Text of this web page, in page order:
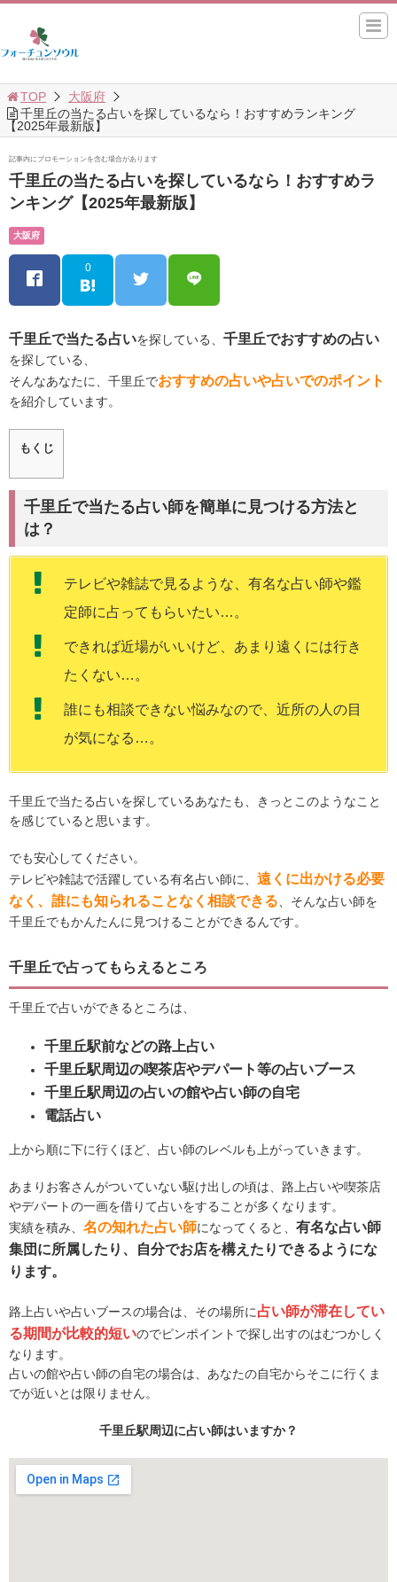
TOP
大阪府
千里丘の当たる占いを探しているなら！おすすめランキング
【2025年最新版】
記事内にプロモーションを含む場合があります
千里丘の当たる占いを探しているなら！おすすめラ
ンキング【2025年最新版】
大阪府
0
千里丘で当たる占いを探している、 千里丘でおすすめの占い
を探している、
そんなあなたに、千里丘でおすすめの占いや占いでのポイント
を紹介しています。
もくじ
千里丘で当たる占い師を簡単に見つける方法と
は？
テレビや雑誌で見るような、有名な占い師や鑑
定師に占ってもらいたい…。
できれば近場がいいけど、あまり遠くには行き
たくない…。
誰にも相談できない悩みなので、近所の人の目
が気になる…。
千里丘で当たる占いを探しているあなたも、きっとこのようなこと
を感じていると思います。
でも安心してください。
テレビや雑誌で活躍している有名占い師に、 遠くに出かける必要
なく、誰にも知られることなく相談できる、そんな占い師を
千里丘でもかんたんに見つけることができるんです。
千里丘で占ってもらえるところ
千里丘で占いができるところは、
千里丘駅前などの路上占い
千里丘駅周辺の喫茶店やデパート等の占いブース
千里丘駅周辺の占いの館や占い師の自宅
電話占い
上から順に下に行くほど、占い師のレベルも上がっていきます。
あまりお客さんがついていない駆け出しの頃は、路上占いや喫茶店
やデパートの一画を借りて占いをすることが多くなります。
実績を積み、 名の知れた占い師になってくると、 有名な占い師
集団に所属したり、自分でお店を構えたりできるようにな
ります。
路上占いや占いブースの場合は、その場所に占い師が滞在してい
る期間が比較的短いのでピンポイントで探し出すのはむつかしく
なります。
占いの館や占い師の自宅の場合は、あなたの自宅からそこに行くま
でが近いとは限りません。
千里丘駅周辺に占い師はいますか？